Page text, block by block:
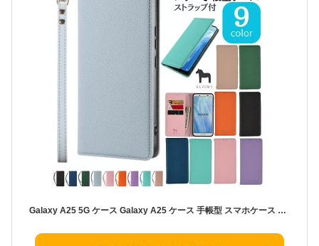
Galaxy A25 5G ケース Galaxy A25 ケース 手帳型 スマホケース ギャラクシー A25 カバー samsung Galaxy A25 ケース 手帳型 ヴィンテージ ベルトなし カード収納 マグネット スタンド シンプル シュリンクレザー SC-53F stockB